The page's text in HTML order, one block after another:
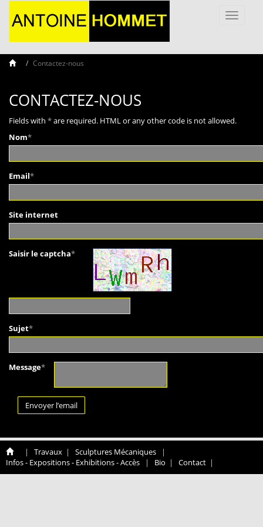
Toggle
Contactez-nous
CONTACTEZ-NOUS
Fields with *are required. HTML or any other code is not allowed.
Nom*
Email*
Site internet
Saisir le captcha*
Sujet*
Message*
Travaux
Sculptures Mécaniques
Infos - Expositions - Exhibitions - Accès
Bio Contact